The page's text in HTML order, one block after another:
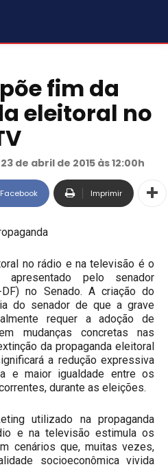
fim da
eleitoral no
23 de abril de 2015 às 12:00h
Facebook Imprimir
no rádio e na televisão é o
pelo senador
DF) no Senado. A criação do
do senador de que a grave
requer a adoção de
mudanças concretas nas
da propaganda eleitoral
a redução expressiva
e maior igualdade entre os
durante as eleições.
utilizado na propaganda
e na televisão estimula os
cenários que, muitas vezes,
socioeconômica vivida